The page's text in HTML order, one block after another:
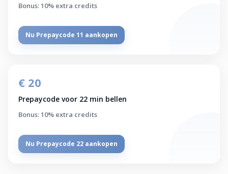
Bonus: 10% extra credits
Nu Prepaycode 11 aankopen
€ 20
Prepaycode voor 22 min bellen
Bonus: 10% extra credits
Nu Prepaycode 22 aankopen